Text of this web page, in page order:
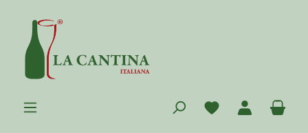
Zum Hauptinhalt springen
Du hast 0